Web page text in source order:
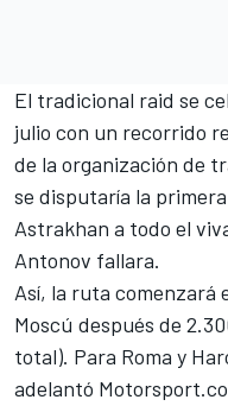
El tradicional raid se
julio con un recorrido
de la organización de
se disputaría la
Astrakhan a todo el
Antonov fallara.
Así, la ruta comenzará
Moscú después de
total). Para Roma y
adelantó